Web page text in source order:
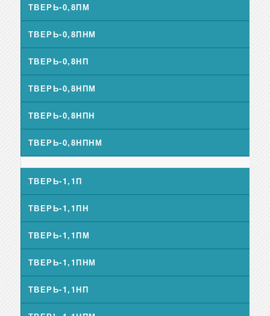
ТВЕРЬ-0,8ПМ
ТВЕРЬ-0,8ПНМ
ТВЕРЬ-0,8НП
ТВЕРЬ-0,8НПМ
ТВЕРЬ-0,8НПН
ТВЕРЬ-0,8НПНМ
ТВЕРЬ-1,1П
ТВЕРЬ-1,1ПН
ТВЕРЬ-1,1ПМ
ТВЕРЬ-1,1ПНМ
ТВЕРЬ-1,1НП